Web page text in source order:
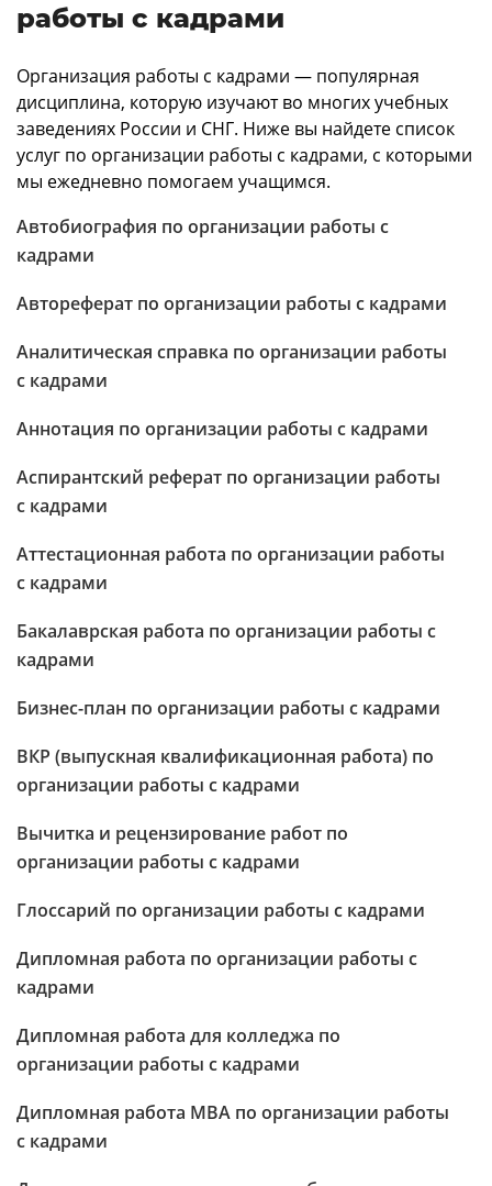
работы с кадрами
Организация работы с кадрами — популярная
дисциплина, которую изучают во многих учебных
заведениях России и СНГ. Ниже вы найдете список
услуг по организации работы с кадрами, с которыми
мы ежедневно помогаем учащимся.
Автобиография по организации работы с
кадрами
Автореферат по организации работы с кадрами
Аналитическая справка по организации работы
с кадрами
Аннотация по организации работы с кадрами
Аспирантский реферат по организации работы
с кадрами
Аттестационная работа по организации работы
с кадрами
Бакалаврская работа по организации работы с
кадрами
Бизнес-план по организации работы с кадрами
ВКР (выпускная квалификационная работа) по
организации работы с кадрами
Вычитка и рецензирование работ по
организации работы с кадрами
Глоссарий по организации работы с кадрами
Дипломная работа по организации работы с
кадрами
Дипломная работа для колледжа по
организации работы с кадрами
Дипломная работа МВА по организации работы
с кадрами